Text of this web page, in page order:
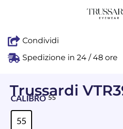
Condividi
Spedizione in 24 / 48 ore
Trussardi
CALIBRO 55
55